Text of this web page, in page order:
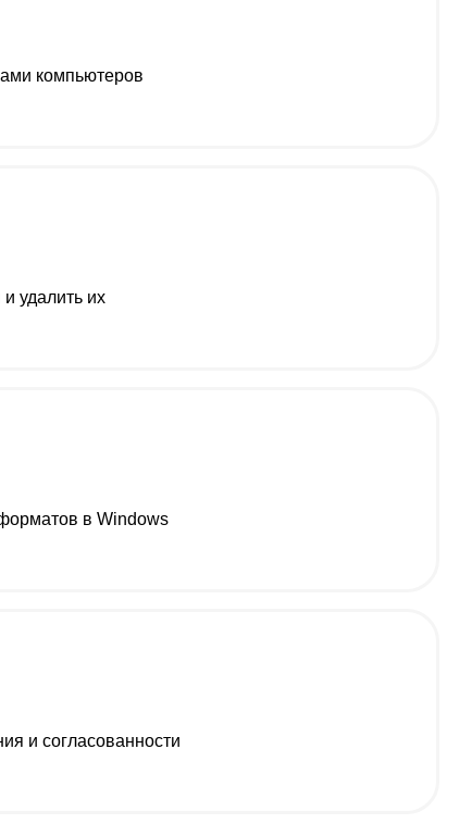
компьютеров
удалить их
в Windows
и согласованности